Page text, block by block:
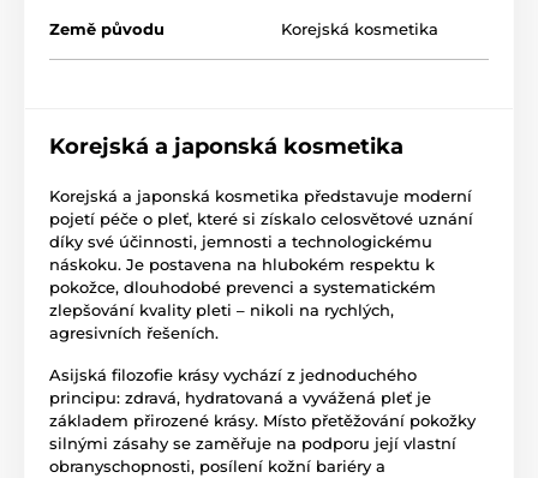
Země původu Korejská kosmetika
Korejská a japonská kosmetika
Korejská a japonská kosmetika představuje moderní
pojetí péče o pleť, které si získalo celosvětové uznání
díky své účinnosti, jemnosti a technologickému
náskoku. Je postavena na hlubokém respektu k
pokožce, dlouhodobé prevenci a systematickém
zlepšování kvality pleti – nikoli na rychlých,
agresivních řešeních.
Asijská filozofie krásy vychází z jednoduchého
principu: zdravá, hydratovaná a vyvážená pleť je
základem přirozené krásy. Místo přetěžování pokožky
silnými zásahy se zaměřuje na podporu její vlastní
obranyschopnosti, posílení kožní bariéry a